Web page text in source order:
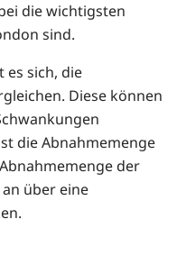
die wichtigsten
sind.
es sich, die
Diese können
die Abnahmemenge
der
über eine